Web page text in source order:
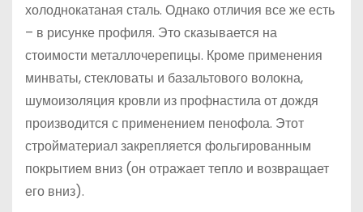
холоднокатаная сталь. Однако отличия все же есть
– в рисунке профиля. Это сказывается на
стоимости металлочерепицы. Кроме применения
минваты, стекловаты и базальтового волокна,
шумоизоляция кровли из профнастила от дождя
производится с применением пенофола. Этот
стройматериал закрепляется фольгированным
покрытием вниз (он отражает тепло и возвращает
его вниз).